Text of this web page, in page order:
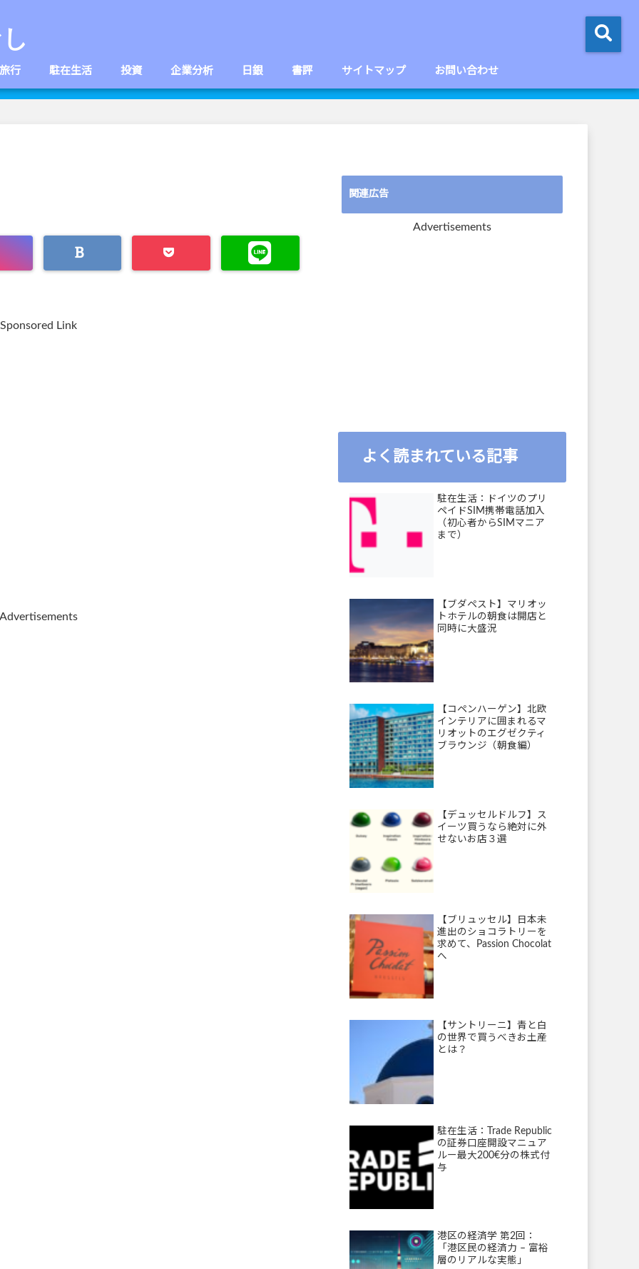
旅行 駐在生活 投資 企業分析 日銀 書評 サイトマップ お問い合わせ
Sponsored Link
Advertisements
関連広告
Advertisements
よく読まれている記事
駐在生活：ドイツのプリ
ペイドSIM携帯電話加入
（初心者からSIMマニア
まで）
【ブダペスト】マリオッ
トホテルの朝食は開店と
同時に大盛況
【コペンハーゲン】北欧
インテリアに囲まれるマ
リオットのエグゼクティ
ブラウンジ（朝食編）
【デュッセルドルフ】ス
イーツ買うなら絶対に外
せないお店３選
【ブリュッセル】日本未
進出のショコラトリーを
求めて、Passion Chocolat
へ
【サントリーニ】青と白
の世界で買うべきお土産
とは？
駐在生活：Trade Republic
の証券口座開設マニュア
ルー最大200€分の株式付
与
港区の経済学 第2回：
「港区民の経済力 – 富裕
層のリアルな実態」